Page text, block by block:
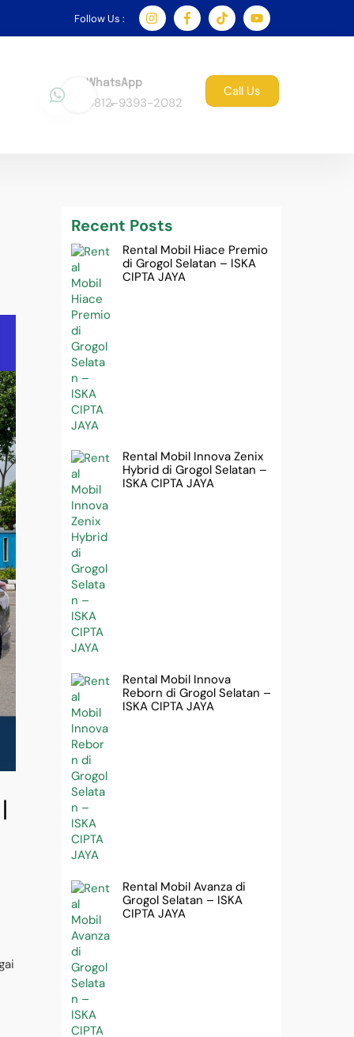
Follow Us :
WhatsApp
0812-9393-2082
Call Us
Recent Posts
Rental Mobil Hiace Premio
di Grogol Selatan – ISKA
CIPTA JAYA
Rental Mobil Innova Zenix
Hybrid di Grogol Selatan –
ISKA CIPTA JAYA
Rental Mobil Innova
Reborn di Grogol Selatan –
ISKA CIPTA JAYA
Rental Mobil Avanza di
Grogol Selatan – ISKA
CIPTA JAYA